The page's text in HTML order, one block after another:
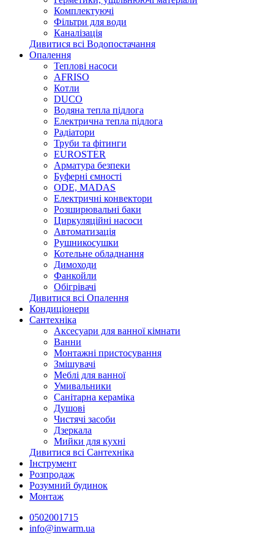
Комплектуючі
Фільтри для води
Каналізація
Дивитися всі Водопостачання
Опалення
Теплові насоси
AFRISO
Котли
DUCO
Водяна тепла підлога
Електрична тепла підлога
Радіатори
Труби та фітинги
EUROSTER
Арматура безпеки
Буферні ємності
ODE, MADAS
Електричні конвектори
Розширювальні баки
Циркуляційні насоси
Автоматизація
Рушникосушки
Котельне обладнання
Димоходи
Фанкойли
Обігрівачі
Дивитися всі Опалення
Кондиціонери
Сантехніка
Аксесуари для ванної кімнати
Ванни
Монтажні пристосування
Змішувачі
Меблі для ванної
Умивальники
Санітарна кераміка
Душові
Чистячі засоби
Дзеркала
Мийки для кухні
Дивитися всі Сантехніка
Інструмент
Розпродаж
Розумний будинок
Монтаж
0502001715
info@inwarm.ua